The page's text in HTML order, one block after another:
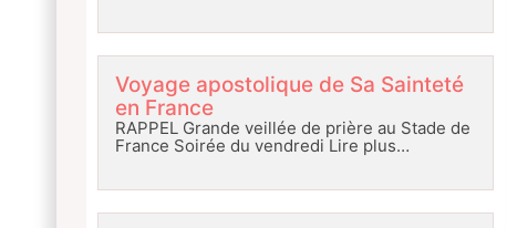
Voyage apostolique de Sa Sainteté
en France
RAPPEL Grande veillée de prière au Stade de
France Soirée du vendredi Lire plus…